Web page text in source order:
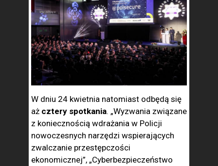
W dniu 24 kwietnia natomiast odbędą się
aż cztery spotkania. „Wyzwania związane
z koniecznością wdrażania w Policji
nowoczesnych narzędzi wspierających
zwalczanie przestępczości
ekonomicznej”, „Cyberbezpieczeństwo